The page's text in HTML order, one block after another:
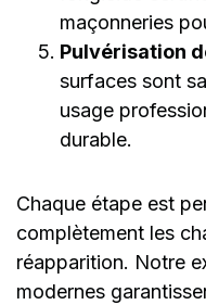
maçonneries
Pulvérisation
surfaces sont
usage
durable.
Chaque étape est
complètement les
réapparition. Notre
modernes